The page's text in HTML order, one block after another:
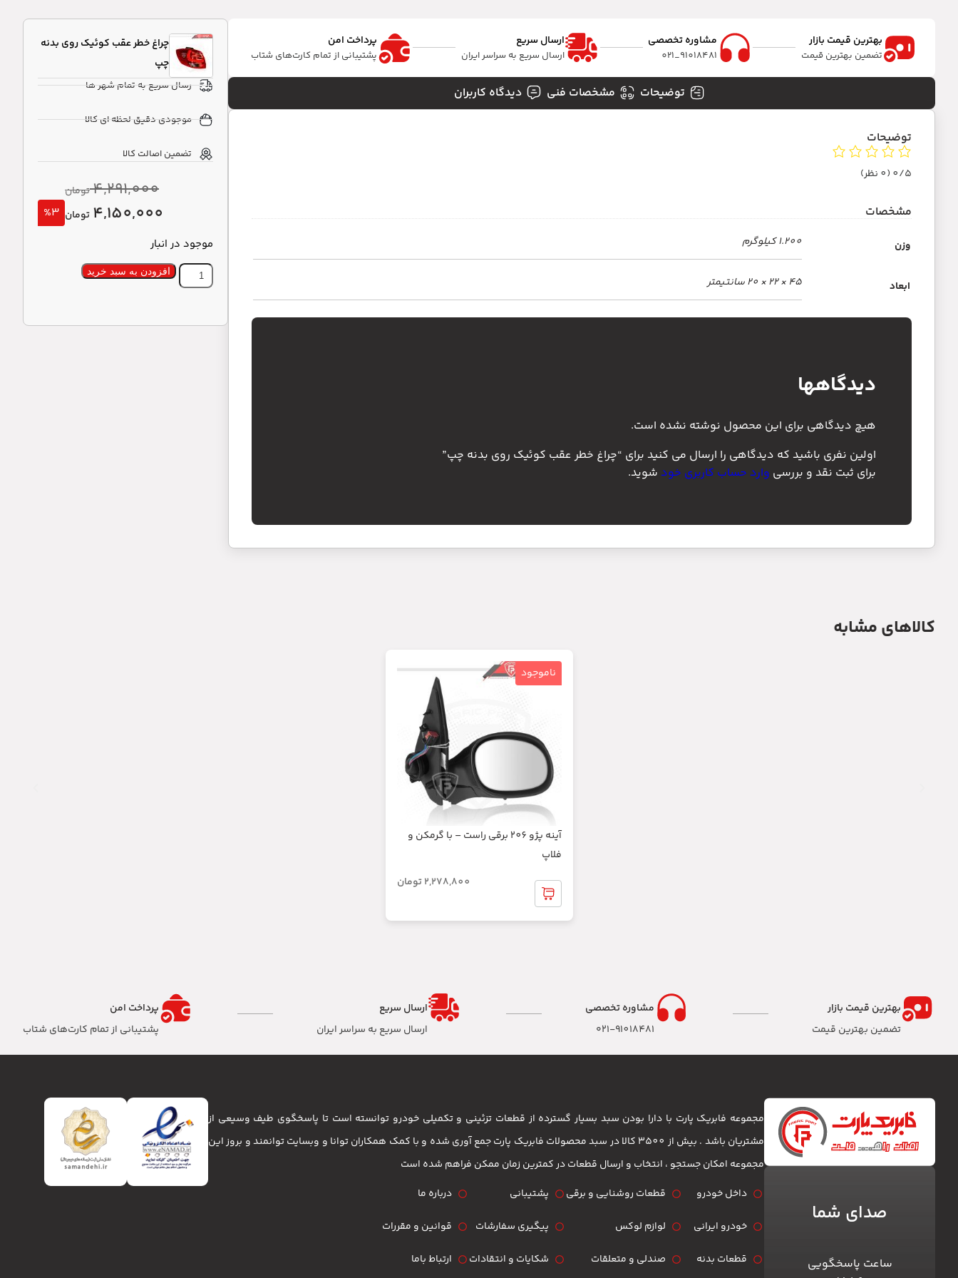
بهترین قیمت بازار
تضمین بهترین قیمت
مشاوره تخصصی
91018481_021
ارسال سریع
ارسال سریع به سراسر ایران
پرداخت امن
پشتیبانی از تمام کارت‌های شتاب
توضیحات مشخصات فنی دیدگاه کاربران
توضیحات
0/5 (0 نظر)
مشخصات
وزن 1.200 کیلوگرم
ابعاد 45 × 22 × 20 سانتیمتر
دیدگاهها
هیچ دیدگاهی برای این محصول نوشته نشده است.
اولین نفری باشید که دیدگاهی را ارسال می کنید برای “چراغ خطر عقب کوئیک روی بدنه چپ”
برای ثبت نقد و بررسی وارد حساب کاربری خود شوید.
چراغ خطر عقب کوئیک روی بدنه
چپ
رسال سریع به تمام شهر ها
موجودی دقیق لحظه ای کالا
تضمین اصالت کالا
4,291,000تومان
4,150,000 تومان %3
موجود در انبار
افزودن به سبد خرید
کالاهای مشابه
ناموجود
آینه پژو 206 برقی راست – با گرمکن و
فلاپ
2,278,800 تومان
بهترین قیمت بازار
تضمین بهترین قیمت
مشاوره تخصصی
۰۲۱-91018481
ارسال سریع
ارسال سریع به سراسر ایران
پرداخت امن
پشتیبانی از تمام کارت‌های شتاب
صدای شما
ساعت پاسخگویی
مجموعه فابریک پارت با دارا بودن سبد بسیار گسترده از قطعات تزئینی و تکمیلی خودرو توانسته است تا پاسخگوی طیف وسیعی از
مشتریان باشد . بیش از 3500 کالا در سبد محصولات فابریک پارت جمع آوری شده و با کمک همکاران توانا و وبسایت توانمند و بروز این
مجموعه امکان جستجو ، انتخاب و ارسال قطعات در کمترین زمان ممکن فراهم شده است
داخل خودرو
خودرو ایرانی
قطعات بدنه
قطعات روشنایی و برقی
لوازم لوکس
صندلی و متعلقات
پشتیبانی
پیگیری سفارشات
شکایات و انتقادات
درباره ما
قوانین و مقررات
ارتباط باما